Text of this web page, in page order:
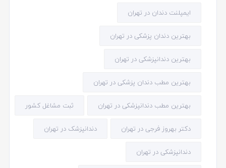
ایمپلنت دندان در تهران
بهترین دندان پزشکی در تهران
بهترین دندانپزشکی در تهران
بهترین مطب دندان پزشکی در تهران
بهترین مطب دندانپزشکی در تهران ثبت مشاغل کشور
دکتر بهروز فرجی در تهران دندانپزشک در تهران
دندانپزشکی در تهران